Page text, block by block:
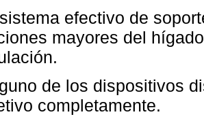
efectivo de
mayores del
de los dispositivos
completamente.